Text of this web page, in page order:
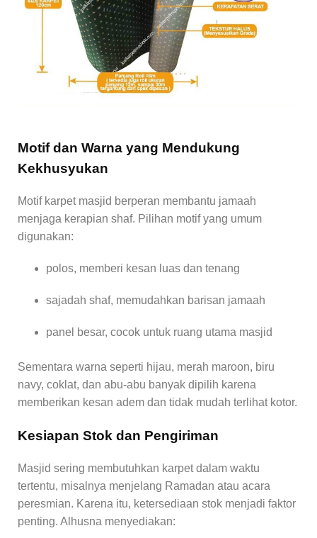
Motif dan Warna yang Mendukung
Kekhusyukan
Motif karpet masjid berperan membantu jamaah
menjaga kerapian shaf. Pilihan motif yang umum
digunakan:
polos, memberi kesan luas dan tenang
sajadah shaf, memudahkan barisan jamaah
panel besar, cocok untuk ruang utama masjid
Sementara warna seperti hijau, merah maroon, biru
navy, coklat, dan abu-abu banyak dipilih karena
memberikan kesan adem dan tidak mudah terlihat kotor.
Kesiapan Stok dan Pengiriman
Masjid sering membutuhkan karpet dalam waktu
tertentu, misalnya menjelang Ramadan atau acara
peresmian. Karena itu, ketersediaan stok menjadi faktor
penting. Alhusna menyediakan: